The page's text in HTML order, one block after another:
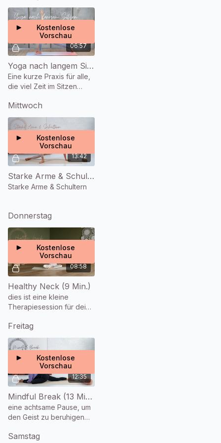
auszurichten!
06:57
Kostenlose
Vorschau
Yoga nach langem Sitzen (7 Min.)
Eine kurze Praxis für alle,
die viel Zeit im Sitzen
Mittwoch
13:42
Kostenlose
Vorschau
Starke Arme & Schultern (14 Min.)
Starke Arme & Schultern
Donnerstag
08:58
Kostenlose
Vorschau
Healthy Neck (9 Min.)
dies ist eine kleine
Therapiesession für deine
Freitag
12:35
Kostenlose
Vorschau
Mindful Break (13 Min.)
eine achtsame Pause, um
den Geist zu beruhigen
tanken.
Samstag